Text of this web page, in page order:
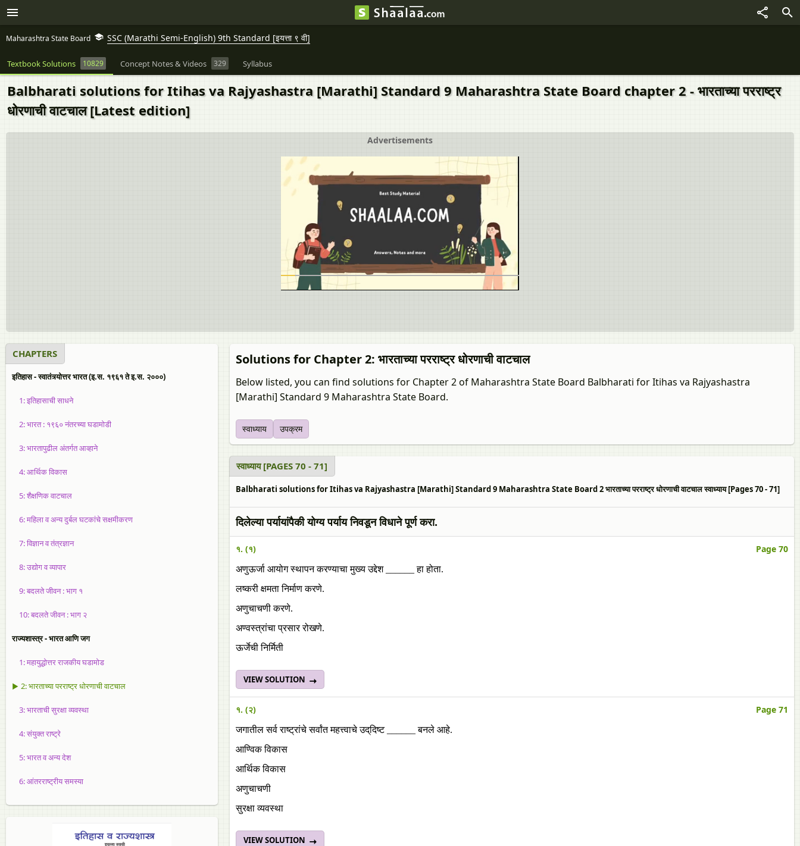
Maharashtra State Board SSC (Marathi Semi-English) 9th Standard [इयत्ता ९ वी]
Textbook Solutions 10829 Concept Notes & Videos 329 Syllabus
Balbharati solutions for Itihas va Rajyashastra [Marathi] Standard 9 Maharashtra State Board chapter 2 - भारताच्या परराष्ट्र
धोरणाची वाटचाल [Latest edition]
Advertisements
CHAPTERS
इतिहास - स्वातंत्र्योत्तर भारत (इ.स. १९६१ ते इ.स. २०००)
1: इतिहासाची साधने
2: भारत : १९६० नंतरच्या घडामोडी
3: भारतापुढील अंतर्गत आव्हाने
4: आर्थिक विकास
5: शैक्षणिक वाटचाल
6: महिला व अन्य दुर्बल घटकांचे सक्षमीकरण
7: विज्ञान व तंत्रज्ञान
8: उद्योग व व्यापार
9: बदलते जीवन : भाग १
10: बदलते जीवन : भाग २
राज्यशास्त्र - भारत आणि जग
1: महायुद्धोत्तर राजकीय घडामोड
▶ 2: भारताच्या परराष्ट्र धोरणाची वाटचाल
3: भारताची सुरक्षा व्यवस्था
4: संयुक्त राष्ट्रे
5: भारत व अन्य देश
6: आंतरराष्ट्रीय समस्या
Solutions for Chapter 2: भारताच्या परराष्ट्र धोरणाची वाटचाल
Below listed, you can find solutions for Chapter 2 of Maharashtra State Board Balbharati for Itihas va Rajyashastra
[Marathi] Standard 9 Maharashtra State Board.
स्वाध्याय उपक्रम
स्वाध्याय [PAGES 70 - 71]
Balbharati solutions for Itihas va Rajyashastra [Marathi] Standard 9 Maharashtra State Board 2 भारताच्या परराष्ट्र धोरणाची वाटचाल स्वाध्याय [Pages 70 - 71]
दिलेल्या पर्यायांपैकी योग्य पर्याय निवडून विधाने पूर्ण करा.
१. (१) Page 70
अणुऊर्जा आयोग स्थापन करण्याचा मुख्य उद्देश ______ हा होता.
लष्करी क्षमता निर्माण करणे.
अणुचाचणी करणे.
अण्वस्त्रांचा प्रसार रोखणे.
ऊर्जेची निर्मिती
VIEW SOLUTION
१. (२) Page 71
जगातील सर्व राष्ट्रांचे सर्वांत महत्त्वाचे उद्‌दिष्ट ______ बनले आहे.
आण्विक विकास
आर्थिक विकास
अणुचाचणी
सुरक्षा व्यवस्था
VIEW SOLUTION